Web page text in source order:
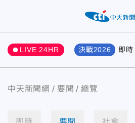
LIVE 24HR 決戰2026 即時
中天新聞網 要聞 總覽